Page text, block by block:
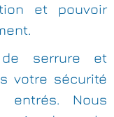
et pouvoir
de serrure et
votre sécurité
Nous